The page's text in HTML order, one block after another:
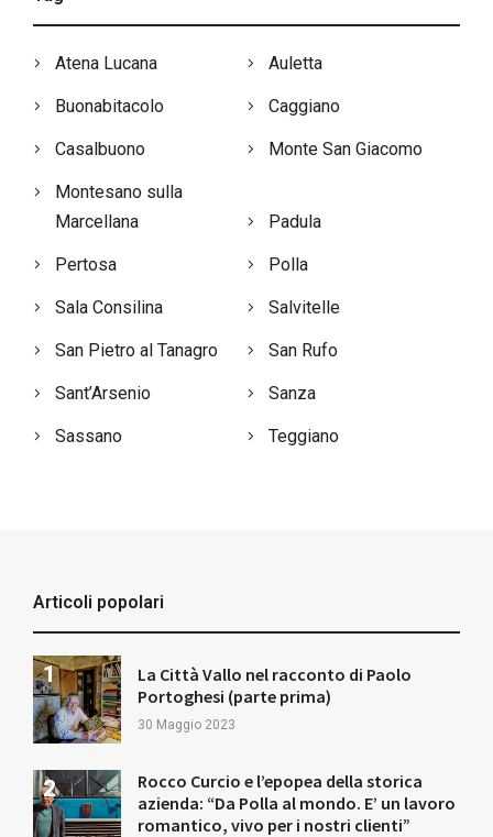
Atena Lucana Auletta
Buonabitacolo Caggiano
Casalbuono Monte San Giacomo
Montesano sulla
Marcellana
Padula
Pertosa Polla
Sala Consilina Salvitelle
San Pietro al Tanagro San Rufo
Sant’Arsenio Sanza
Sassano Teggiano
Articoli popolari
La Città Vallo nel racconto di Paolo
Portoghesi (parte prima)
30 Maggio 2023
Rocco Curcio e l’epopea della storica
azienda: “Da Polla al mondo. E’ un lavoro
romantico, vivo per i nostri clienti”